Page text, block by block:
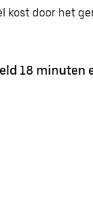
kost door het
18 minuten